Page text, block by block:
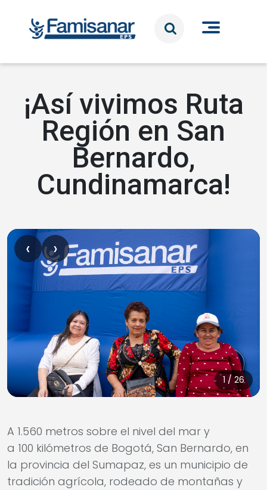
¡Así vivimos Ruta
Región en San
Bernardo,
Cundinamarca!
‹ ›
1 / 26
A 1.560 metros sobre el nivel del mar y
a 100 kilómetros de Bogotá, San Bernardo, en
la provincia del Sumapaz, es un municipio de
tradición agrícola, rodeado de montañas y